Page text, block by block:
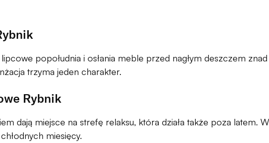
popołudnia i osłania meble przed nagłym deszczem
trzyma jeden charakter.
Rybnik
dają miejsce na strefę relaksu, która działa także poza latem.
miesięcy.